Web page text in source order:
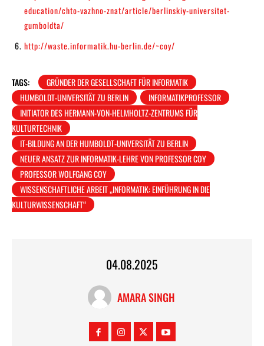
education/chto-vazhno-znat/article/berlinskiy-universitet-
gumboldta/
http://waste.informatik.hu-berlin.de/~coy/
TAGS:
GRÜNDER DER GESELLSCHAFT FÜR INFORMATIK
HUMBOLDT-UNIVERSITÄT ZU BERLIN
INFORMATIKPROFESSOR
INITIATOR DES HERMANN-VON-HELMHOLTZ-ZENTRUMS FÜR
KULTURTECHNIK
IT-BILDUNG AN DER HUMBOLDT-UNIVERSITÄT ZU BERLIN
NEUER ANSATZ ZUR INFORMATIK-LEHRE VON PROFESSOR COY
PROFESSOR WOLFGANG COY
WISSENSCHAFTLICHE ARBEIT „INFORMATIK: EINFÜHRUNG IN DIE
KULTURWISSENSCHAFT“
04.08.2025
AMARA SINGH